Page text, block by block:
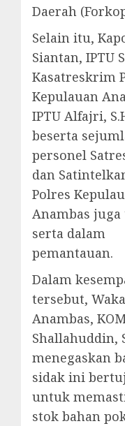
Daerah
Selain itu,
Siantan, IPTU
Kasatreskrim
Kepulauan
IPTU Alfajri,
beserta
personel
dan
Polres
Anambas
serta dalam
pemantauan.
Dalam
tersebut,
Anambas,
Shallahuddin,
menegaskan
sidak ini
untuk
stok bahan